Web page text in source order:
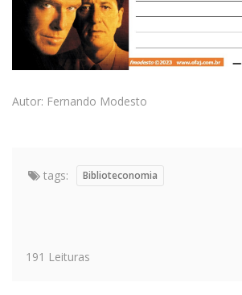
Autor: Fernando Modesto
tags: Biblioteconomia
191 Leituras